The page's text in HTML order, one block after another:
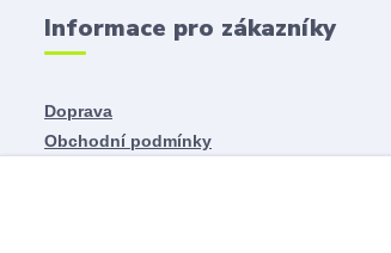
Informace pro zákazníky
Doprava
Obchodní podmínky